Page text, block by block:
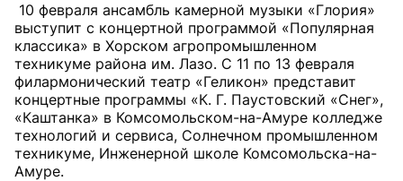
10 февраля ансамбль камерной музыки «Глория»
выступит с концертной программой «Популярная
классика» в Хорском агропромышленном
техникуме района им. Лазо. С 11 по 13 февраля
филармонический театр «Геликон» представит
концертные программы «К. Г. Паустовский «Снег»,
«Каштанка» в Комсомольском-на-Амуре колледже
технологий и сервиса, Солнечном промышленном
техникуме, Инженерной школе Комсомольска-на-
Амуре.